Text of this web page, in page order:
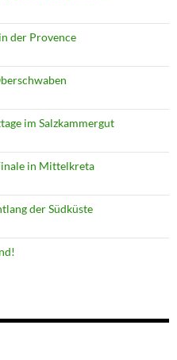
der Provence
im Salzkammergut
in Mittelkreta
der Südküste